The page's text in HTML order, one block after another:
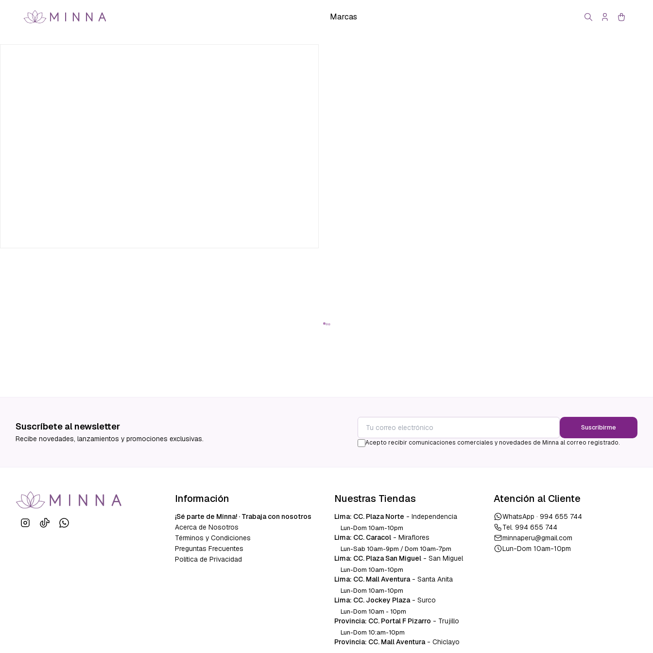
Marcas
Suscríbete al newsletter
Recibe novedades, lanzamientos y promociones exclusivas.
Suscribirme
Acepto recibir comunicaciones comerciales y novedades de Minna al correo registrado.
Información
¡Sé parte de Minna! · Trabaja con nosotros
Acerca de Nosotros
Términos y Condiciones
Preguntas Frecuentes
Política de Privacidad
Nuestras Tiendas
Lima: CC. Plaza Norte - Independencia
Lun-Dom 10am-10pm
Lima: CC. Caracol - Miraflores
Lun-Sab 10am-9pm / Dom 10am-7pm
Lima: CC. Plaza San Miguel - San Miguel
Lun-Dom 10am-10pm
Lima: CC. Mall Aventura - Santa Anita
Lun-Dom 10am-10pm
Lima: CC. Jockey Plaza - Surco
Lun-Dom 10am - 10pm
Provincia: CC. Portal F Pizarro - Trujillo
Lun-Dom 10:am-10pm
Provincia: CC. Mall Aventura - Chiclayo
Atención al Cliente
WhatsApp · 994 655 744
Tel. 994 655 744
minnaperu@gmail.com
Lun-Dom 10am-10pm